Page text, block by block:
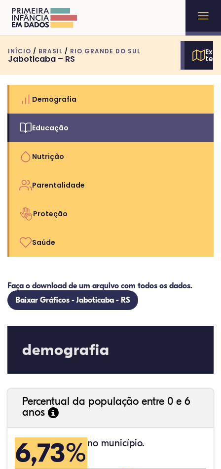
INÍCIO / BRASIL / RIO GRANDE DO SUL
Jaboticaba – RS
Demografia
Educação
Nutrição
Parentalidade
Proteção
Saúde
Faça o download de um arquivo com todos os dados.
Baixar Gráficos - Jaboticaba - RS
demografia
Percentual da população entre 0 e 6
anos
6,73% no município.